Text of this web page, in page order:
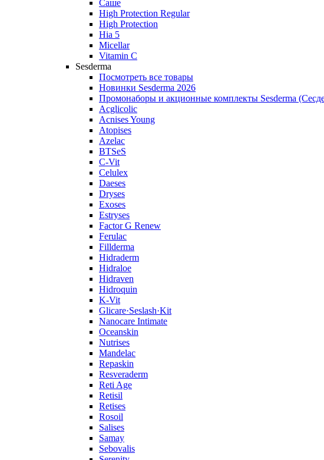
Саше
High Protection Regular
High Protection
Hia 5
Micellar
Vitamin C
Sesderma
Посмотреть все товары
Новинки Sesderma 2026
Промонаборы и акционные комплекты Sesderma
Acglicolic
Acnises Young
Atopises
Azelac
BTSeS
C‑Vit
Celulex
Daeses
Dryses
Exoses
Estryses
Factor G Renew
Ferulac
Fillderma
Hidraderm
Hidraloe
Hidraven
Hidroquin
K-Vit
Glicare·Seslash·Kit
Nanocare Intimate
Oceanskin
Nutrises
Mandelac
Repaskin
Resveraderm
Reti Age
Retisil
Retises
Rosoil
Salises
Samay
Sebovalis